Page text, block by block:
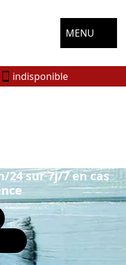
MENU
indisponible
24 sur 7j/7 en cas